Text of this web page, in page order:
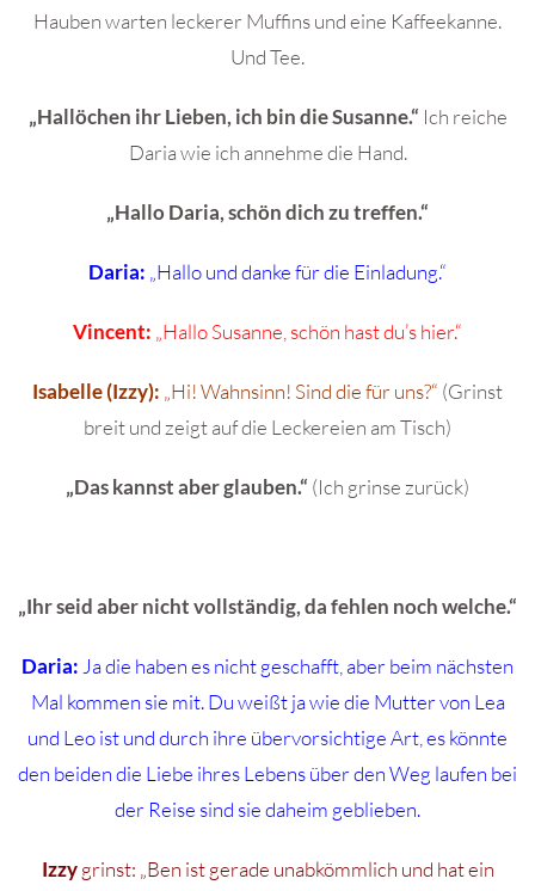
Hauben warten leckerer Muffins und eine Kaffeekanne.
Und Tee.
„Hallöchen ihr Lieben, ich bin die Susanne.“ Ich reiche
Daria wie ich annehme die Hand.
„Hallo Daria, schön dich zu treffen.“
Daria: „Hallo und danke für die Einladung.“
Vincent: „Hallo Susanne, schön hast du’s hier.“
Isabelle (Izzy): „Hi! Wahnsinn! Sind die für uns?“ (Grinst
breit und zeigt auf die Leckereien am Tisch)
„Das kannst aber glauben.“ (Ich grinse zurück)
„Ihr seid aber nicht vollständig, da fehlen noch welche.“
Daria: Ja die haben es nicht geschafft, aber beim nächsten
Mal kommen sie mit. Du weißt ja wie die Mutter von Lea
und Leo ist und durch ihre übervorsichtige Art, es könnte
den beiden die Liebe ihres Lebens über den Weg laufen bei
der Reise sind sie daheim geblieben.
Izzygrinst: „Ben ist gerade unabkömmlich und hat ein